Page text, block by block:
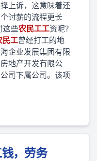
上诉，这意味着还
讨薪的流程更长
这些农民工工资呢？
民工曾经打工的地
企业发展集团有限
地产开发有限公
司下属公司。该项
，劳务